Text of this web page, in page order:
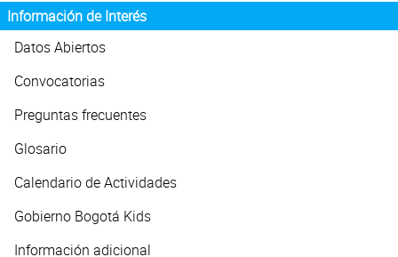
Información de Interés
Datos Abiertos
Convocatorias
Preguntas frecuentes
Glosario
Calendario de Actividades
Gobierno Bogotá Kids
Información adicional